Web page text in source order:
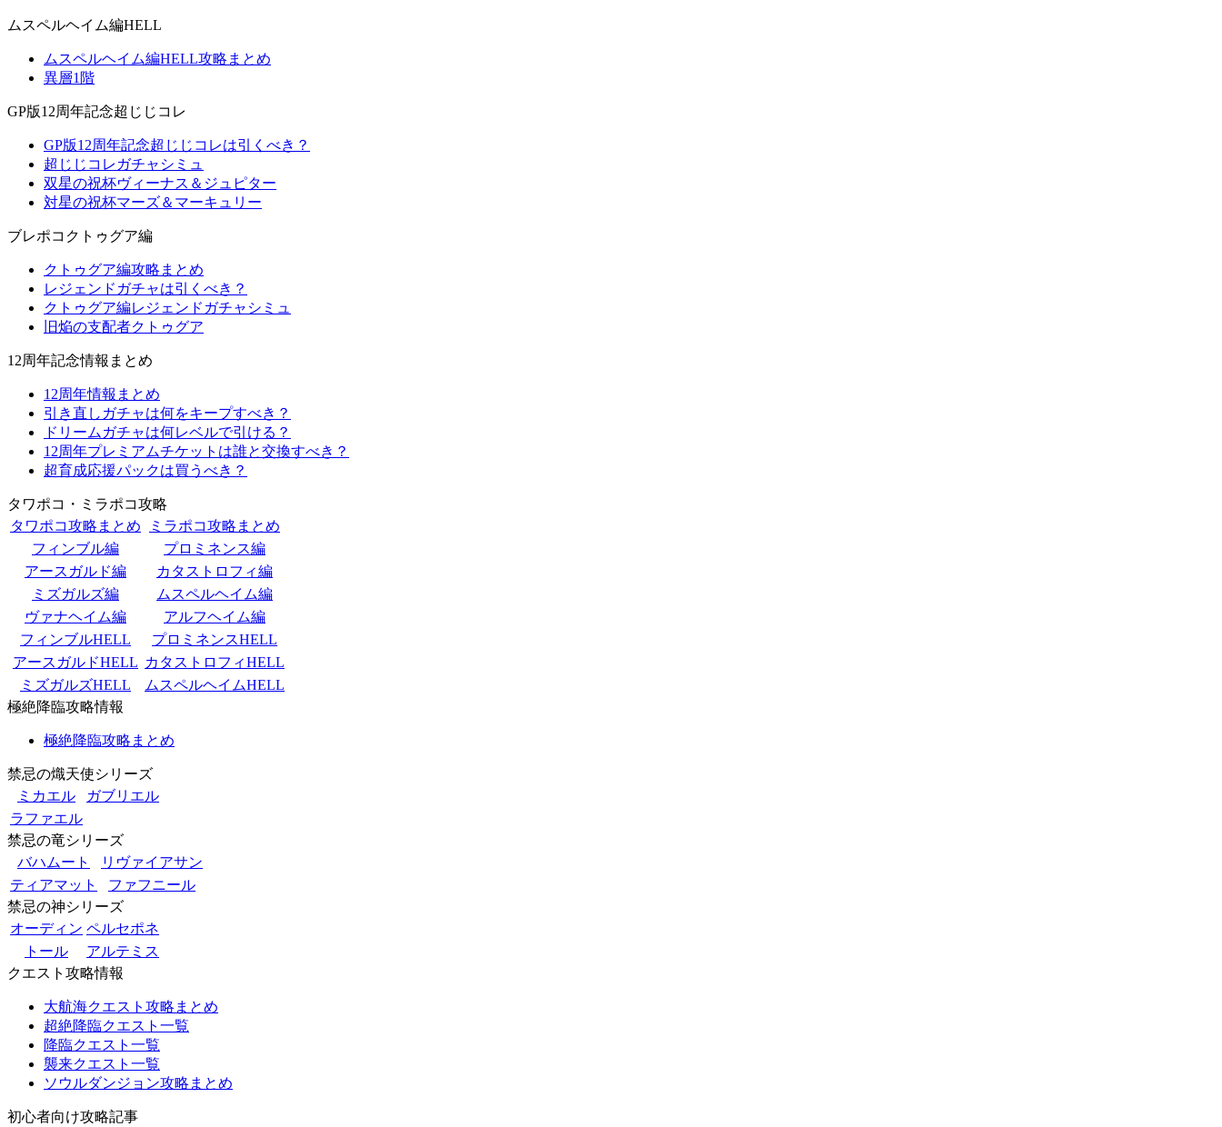
ムスペルヘイム編HELL
ムスペルヘイム編HELL攻略まとめ
異層1階
GP版12周年記念超じじコレ
GP版12周年記念超じじコレは引くべき？
超じじコレガチャシミュ
双星の祝杯ヴィーナス＆ジュピター
対星の祝杯マーズ＆マーキュリー
ブレポコクトゥグア編
クトゥグア編攻略まとめ
レジェンドガチャは引くべき？
クトゥグア編レジェンドガチャシミュ
旧焔の支配者クトゥグア
12周年記念情報まとめ
12周年情報まとめ
引き直しガチャは何をキープすべき？
ドリームガチャは何レベルで引ける？
12周年プレミアムチケットは誰と交換すべき？
超育成応援パックは買うべき？
タワポコ・ミラポコ攻略
タワポコ攻略まとめ
ミラポコ攻略まとめ
フィンブル編
プロミネンス編
アースガルド編
カタストロフィ編
ミズガルズ編
ムスペルヘイム編
ヴァナヘイム編
アルフヘイム編
フィンブルHELL
プロミネンスHELL
アースガルドHELL カタストロフィHELL
ミズガルズHELL
ムスペルヘイムHELL
極絶降臨攻略情報
極絶降臨攻略まとめ
禁忌の熾天使シリーズ
ミカエル
ガブリエル
ラファエル
禁忌の竜シリーズ
バハムート
リヴァイアサン
ティアマット
ファフニール
禁忌の神シリーズ
オーディン ペルセポネ
トール
アルテミス
クエスト攻略情報
大航海クエスト攻略まとめ
超絶降臨クエスト一覧
降臨クエスト一覧
襲来クエスト一覧
ソウルダンジョン攻略まとめ
初心者向け攻略記事